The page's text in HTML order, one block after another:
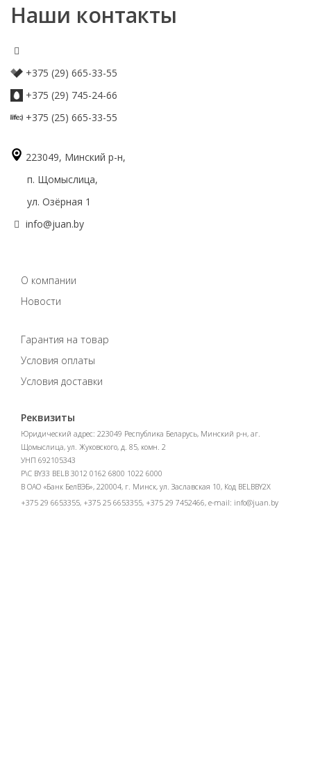
Наши контакты
+375 (29) 665-33-55
+375 (29) 745-24-66
+375 (25) 665-33-55
223049, Минский р-н,
п. Щомыслица,
ул. Озёрная 1
info@juan.by
О компании
Новости
Гарантия на товар
Условия оплаты
Условия доставки
Реквизиты
Юридический адрес: 223049 Республика Беларусь, Минский р-н, аг.
Щомыслица, ул. Жуковского, д. 85, комн. 2
УНП 692105343
Р\С BY33 BELB 3012 0162 6800 1022 6000
В ОАО «Банк БелВЭБ», 220004, г. Минск, ул. Заславская 10, Код BELBBY2X
+375 29 6653355, +375 25 6653355, +375 29 7452466, e-mail: info@juan.by